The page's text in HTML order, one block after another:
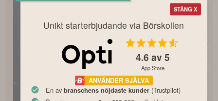
STÄNG X
Unikt starterbjudande via Börskollen
4.6 av 5
App Store
ANVÄNDER SJÄLVA
En av branschens nöjdaste kunder(Trustpilot)